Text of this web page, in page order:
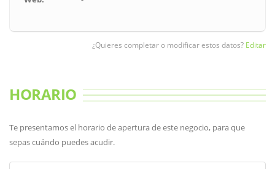
¿Quieres completar o modificar estos datos? Editar
HORARIO
Te presentamos el horario de apertura de este negocio, para que
sepas cuándo puedes acudir.